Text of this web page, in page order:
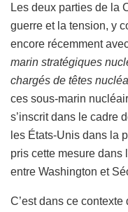
Les deux parties de la
guerre et la tension, y
encore récemment
marin stratégiques
chargés de têtes
ces sous-marin
s’inscrit dans le cadre
les États-Unis dans la
pris cette mesure dans
entre Washington et
C’est dans ce contexte